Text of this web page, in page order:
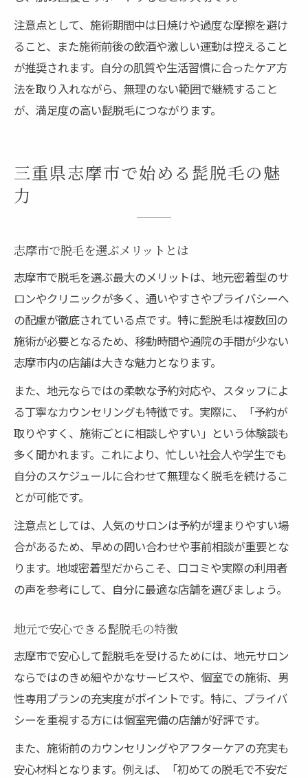
注意点として、施術期間中は日焼けや過度な摩擦を避け
ること、また施術前後の飲酒や激しい運動は控えること
が推奨されます。自分の肌質や生活習慣に合ったケア方
法を取り入れながら、無理のない範囲で継続すること
が、満足度の高い髭脱毛につながります。
三重県志摩市で始める髭脱毛の魅
力
志摩市で脱毛を選ぶメリットとは
志摩市で脱毛を選ぶ最大のメリットは、地元密着型のサ
ロンやクリニックが多く、通いやすさやプライバシーへ
の配慮が徹底されている点です。特に髭脱毛は複数回の
施術が必要となるため、移動時間や通院の手間が少ない
志摩市内の店舗は大きな魅力となります。
また、地元ならではの柔軟な予約対応や、スタッフによ
る丁寧なカウンセリングも特徴です。実際に、「予約が
取りやすく、施術ごとに相談しやすい」という体験談も
多く聞かれます。これにより、忙しい社会人や学生でも
自分のスケジュールに合わせて無理なく脱毛を続けるこ
とが可能です。
注意点としては、人気のサロンは予約が埋まりやすい場
合があるため、早めの問い合わせや事前相談が重要とな
ります。地域密着型だからこそ、口コミや実際の利用者
の声を参考にして、自分に最適な店舗を選びましょう。
地元で安心できる髭脱毛の特徴
志摩市で安心して髭脱毛を受けるためには、地元サロン
ならではのきめ細やかなサービスや、個室での施術、男
性専用プランの充実度がポイントです。特に、プライバ
シーを重視する方には個室完備の店舗が好評です。
また、施術前のカウンセリングやアフターケアの充実も
安心材料となります。例えば、「初めての脱毛で不安だ